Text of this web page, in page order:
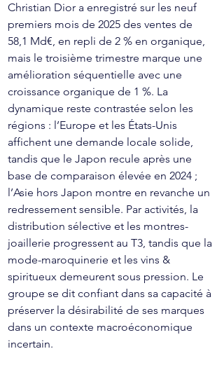
Christian Dior a enregistré sur les neuf
premiers mois de 2025 des ventes de
58,1 Md€, en repli de 2 % en organique,
mais le troisième trimestre marque une
amélioration séquentielle avec une
croissance organique de 1 %. La
dynamique reste contrastée selon les
régions : l’Europe et les États-Unis
affichent une demande locale solide,
tandis que le Japon recule après une
base de comparaison élevée en 2024 ;
l’Asie hors Japon montre en revanche un
redressement sensible. Par activités, la
distribution sélective et les montres-
joaillerie progressent au T3, tandis que la
mode-maroquinerie et les vins &
spiritueux demeurent sous pression. Le
groupe se dit confiant dans sa capacité à
préserver la désirabilité de ses marques
dans un contexte macroéconomique
incertain.